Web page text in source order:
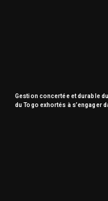
Gestion concertée et durable
du Togo exhortés à s’engager